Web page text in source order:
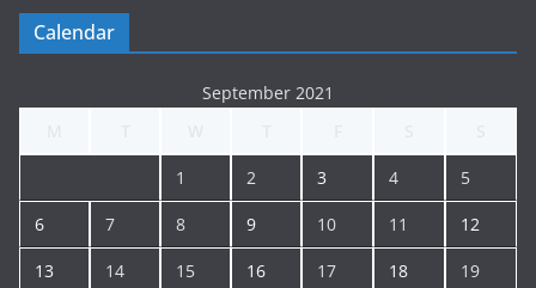
Calendar
September 2021
1 2 3 4 5
6 7 8 9 10 11 12
13 14 15 16 17 18 19